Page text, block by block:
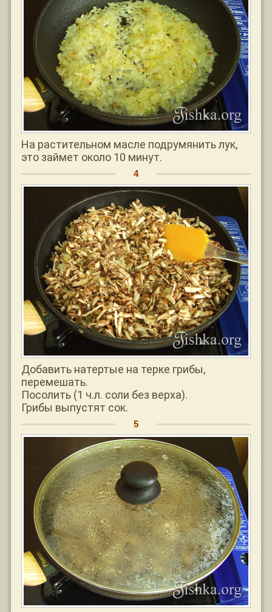
На растительном масле подрумянить лук,
это займет около 10 минут.
Добавить натертые на терке грибы,
перемешать.
Посолить (1 ч.л. соли без верха).
Грибы выпустят сок.